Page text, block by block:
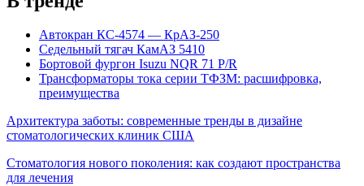
Автокран КС-4574 — КрАЗ-250
Седельный тягач КамАЗ 5410
Бортовой фургон Isuzu NQR 71 P/R
Трансформаторы тока серии ТФЗМ: расшифровка,
преимущества
Архитектура заботы: современные тренды в дизайне
стоматологических клиник США
Стоматология нового поколения: как создают пространства
для лечения